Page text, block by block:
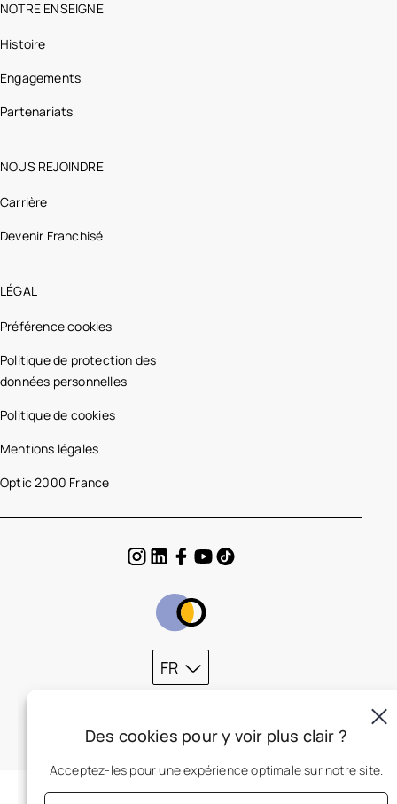
NOTRE ENSEIGNE
Histoire
Engagements
Partenariats
NOUS REJOINDRE
Carrière
Devenir Franchisé
LÉGAL
Préférence cookies
Politique de protection des
données personnelles
Politique de cookies
Mentions légales
Optic 2000 France
FR
Des cookies pour y voir plus clair ?
Acceptez-les pour une expérience optimale sur notre site.